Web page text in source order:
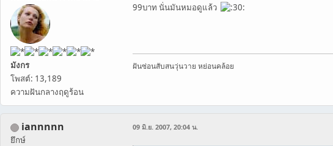
มังกร
โพสต์: 13,189
ความฝันกลางฤดูร้อน
99บาท นั่นมันหมอดูแล้ว
ฝันซ่อนสับสนวุ่นวาย หย่อนคล้อย
iannnnn
ยึกษ์
09 มิ.ย. 2007, 20:04 น.